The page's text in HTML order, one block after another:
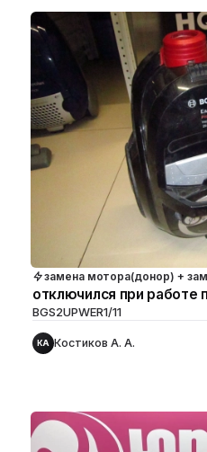
замена мотора(донор) +
отключился при работе
BGS2UPWER1/11
КА Костиков А. А.